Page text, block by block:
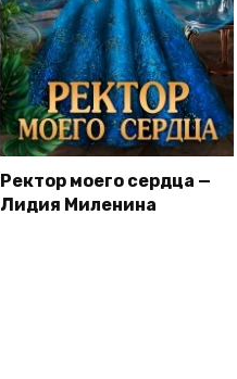
Ректор моего сердца —
Лидия Миленина